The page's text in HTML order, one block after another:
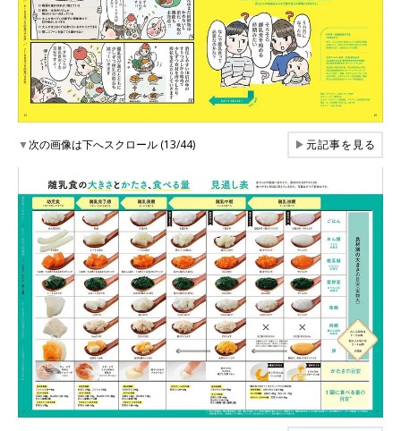
▼次の画像は下へスクロール (13/44) ▶元記事を見る